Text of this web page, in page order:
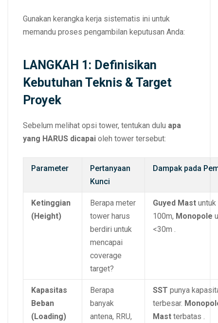
Gunakan kerangka kerja sistematis ini untuk
memandu proses pengambilan keputusan Anda:
LANGKAH 1: Definisikan
Kebutuhan Teknis & Target
Proyek
Sebelum melihat opsi tower, tentukan dulu apa
yang HARUS dicapai oleh tower tersebut:
Parameter
Pertanyaan
Kunci
Dampak pada
Ketinggian
(Height)
Berapa meter
tower harus
berdiri untuk
mencapai
coverage
target?
Guyed Mast
100m, Monopole
<30m .
Kapasitas
Beban
(Loading)
Berapa
banyak
antena, RRU,
SST punya
terbesar.
Mast terbatas .